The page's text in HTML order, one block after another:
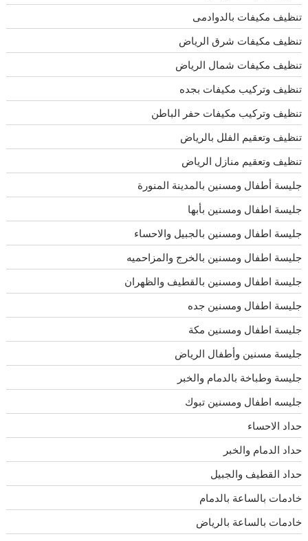
تنظيف مكيفات بالدوادمى
تنظيف مكيفات شرق الرياض
تنظيف مكيفات شمال الرياض
تنظيف وتركيب مكيفات بجده
تنظيف وتركيب مكيفات حفر الباطن
تنظيف وتعقيم الفلل بالرياض
تنظيف وتعقيم منازل الرياض
جليسة أطفال ومسنين بالمدينة المنورة
جليسة اطفال ومسنين بأبها
جليسة اطفال ومسنين بالجبيل والاحساء
جليسة اطفال ومسنين بالخرج والمزاحميه
جليسة اطفال ومسنين بالقطيف والظهران
جليسة اطفال ومسنين جده
جليسة اطفال ومسنين مكة
جليسة مسنين وأطفال الرياض
جليسة وطباخة بالدمام والخبر
جليسه اطفال ومسنين تبوك
حداد الاحساء
حداد الدمام والخبر
حداد القطيف والجبيل
خادمات بالساعة بالدمام
خادمات بالساعة بالرياض